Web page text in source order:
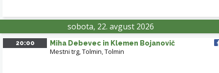
sobota, 22. avgust 2026
20:00 Miha Debevec in Klemen Bojanovič
Mestni trg, Tolmin,Tolmin